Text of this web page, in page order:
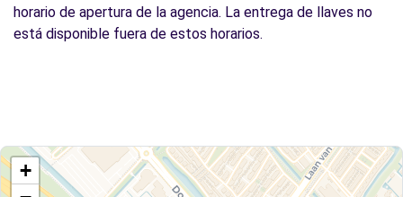
horario de apertura de la agencia. La entrega de llaves no
está disponible fuera de estos horarios.
+